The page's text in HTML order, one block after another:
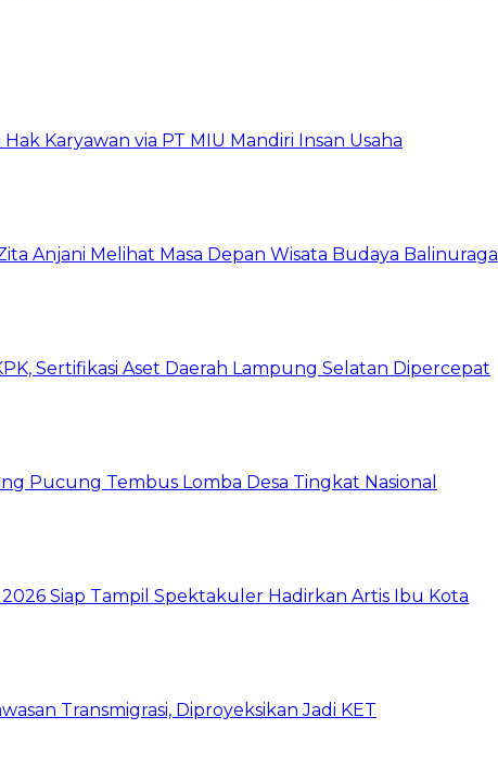
Karyawan via PT MIU Mandiri Insan Usaha
Anjani Melihat Masa Depan Wisata Budaya Balinuraga
Sertifikasi Aset Daerah Lampung Selatan Dipercepat
Pucung Tembus Lomba Desa Tingkat Nasional
Siap Tampil Spektakuler Hadirkan Artis Ibu Kota
Transmigrasi, Diproyeksikan Jadi KET